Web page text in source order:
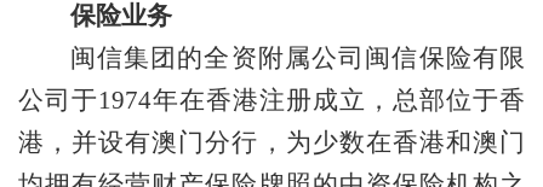
保险业务
闽信集团的全资附属公司闽信保险有限
公司于1974年在香港注册成立，总部位于香
港，并设有澳门分行，为少数在香港和澳门